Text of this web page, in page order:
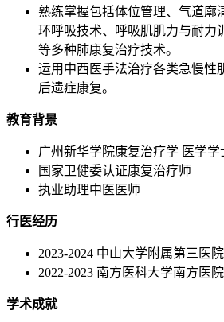
熟练掌握包括体位管理、气道廓
环呼吸技术、呼吸肌肌力与耐力
等多种肺康复治疗技术。
运用中西医手法治疗各类急慢性
后遗症康复。
教育背景
广州新华学院康复治疗学 医学学
国家卫健委认证康复治疗师
执业助理中医医师
行医经历
2023-2024 中山大学附属第三医
2022-2023 南方医科大学南方医
学术成就